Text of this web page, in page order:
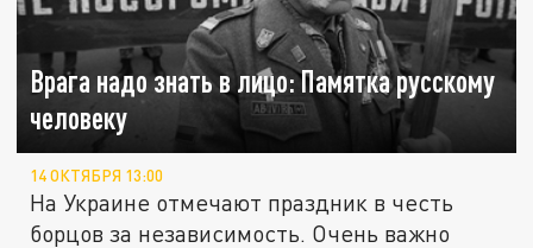
Врага надо знать в лицо: Памятка русскому
человеку
14 ОКТЯБРЯ 13:00
На Украине отмечают праздник в честь
борцов за независимость. Очень важно